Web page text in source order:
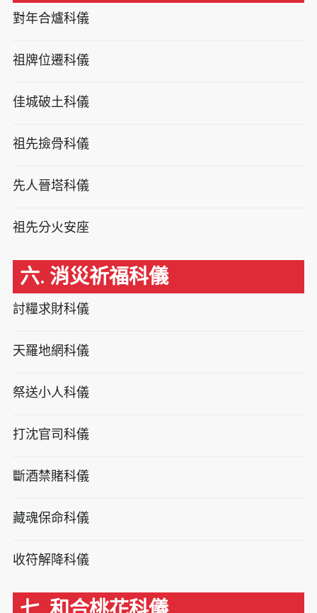
對年合爐科儀
祖牌位遷科儀
佳城破土科儀
祖先撿骨科儀
先人晉塔科儀
祖先分火安座
六. 消災祈福科儀
討糧求財科儀
天羅地網科儀
祭送小人科儀
打沈官司科儀
斷酒禁賭科儀
藏魂保命科儀
收符解降科儀